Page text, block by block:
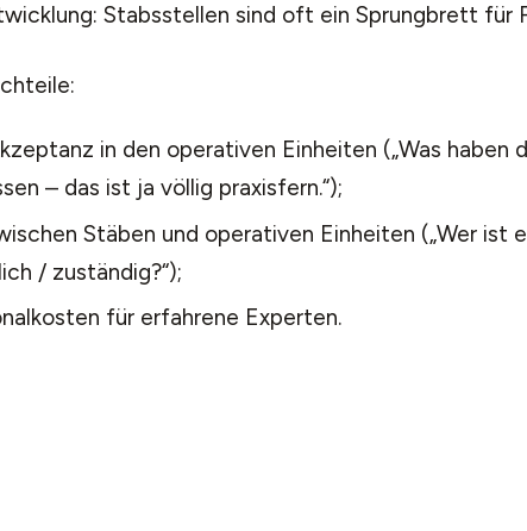
Stabsstellen sind oft ein Sprungbrett für
in den operativen Einheiten („Was haben
– das ist ja völlig praxisfern.“);
Stäben und operativen Einheiten („Wer ist
/ zuständig?“);
für erfahrene Experten.